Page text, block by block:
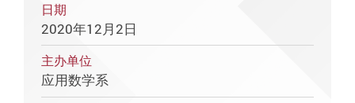
日期
2020年12月2日
主办单位
应用数学系